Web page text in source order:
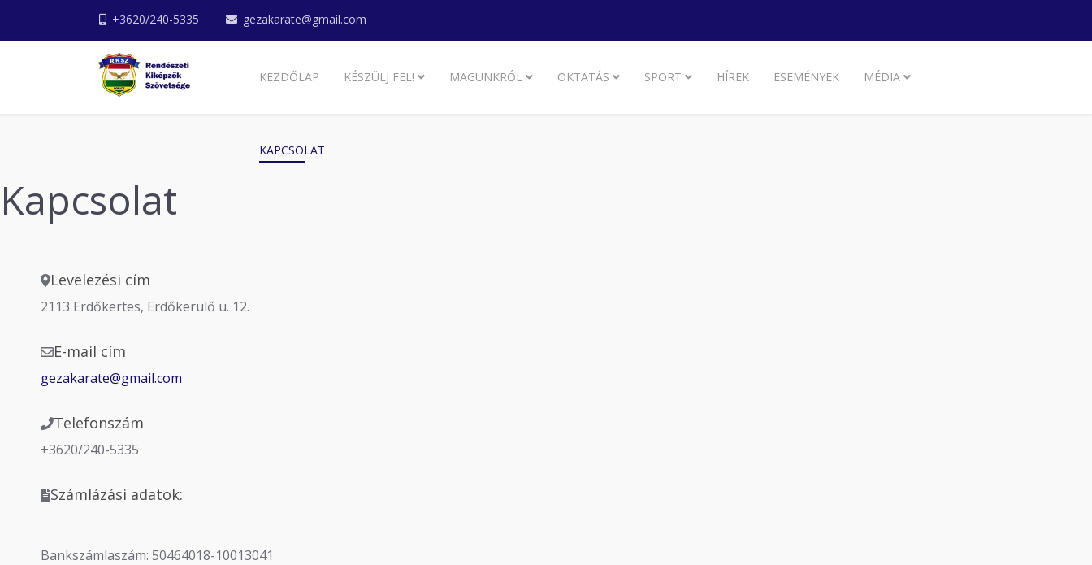
+3620/240-5335 gezakarate@gmail.com
KEZDŐLAP KÉSZÜLJ FEL! MAGUNKRÓL OKTATÁS SPORT HÍREK ESEMÉNYEK MÉDIA
KAPCSOLAT
Kapcsolat
Levelezési cím
2113 Erdőkertes, Erdőkerülő u. 12.
E-mail cím
gezakarate@gmail.com
Telefonszám
+3620/240-5335
Számlázási adatok:
Bankszámlaszám: 50464018-10013041